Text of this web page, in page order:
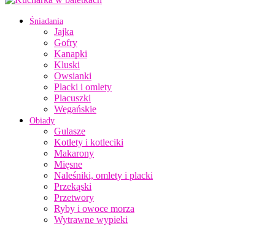
Śniadania
Jajka
Gofry
Kanapki
Kluski
Owsianki
Placki i omlety
Placuszki
Wegańskie
Obiady
Gulasze
Kotlety i kotleciki
Makarony
Mięsne
Naleśniki, omlety i placki
Przekąski
Przetwory
Ryby i owoce morza
Wytrawne wypieki